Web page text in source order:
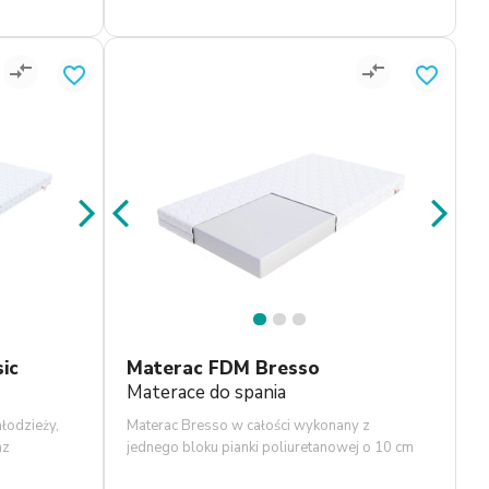
compare_arrows favorite_border compare_arrows
Materac FDM Bresso
Materace do spania
Materac Bresso w całości wykonany z
jednego bloku pianki poliuretanowej o 10 cm
favorite_border